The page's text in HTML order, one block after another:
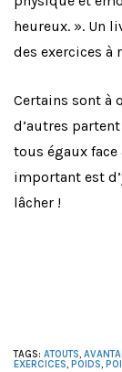
heureux. ». Un
des exercices à
Certains sont à
d’autres
tous égaux
important est
lâcher !
TAGS: ATOUTS,
EXERCICES, POIDS,